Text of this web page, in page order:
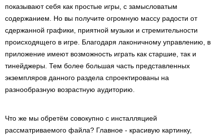
показывают себя как простые игры, с замысловатым
содержанием. Но вы получите огромную массу радости от
сдержанной графики, приятной музыки и стремительности
происходящего в игре. Благодаря лаконичному управлению, в
приложение имеют возможность играть как старшие, так и
тинейджеры. Тем более большая часть представленных
экземпляров данного раздела спроектированы на
разнообразную возрастную аудиторию.
Что же мы обретём совокупно с инсталляцией
рассматриваемого файла? Главное - красивую картинку,